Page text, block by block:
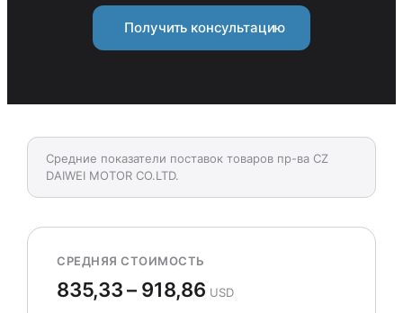
Получить консультацию
Средние показатели поставок товаров пр-ва CZ
DAIWEI MOTOR CO.LTD.
СРЕДНЯЯ СТОИМОСТЬ
835,33 – 918,86 USD